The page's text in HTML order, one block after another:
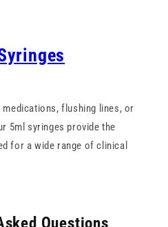
flushing lines, or
5ml syringes provide the
for a wide range of clinical
and ease of use, they
and specialised settings.
Questions